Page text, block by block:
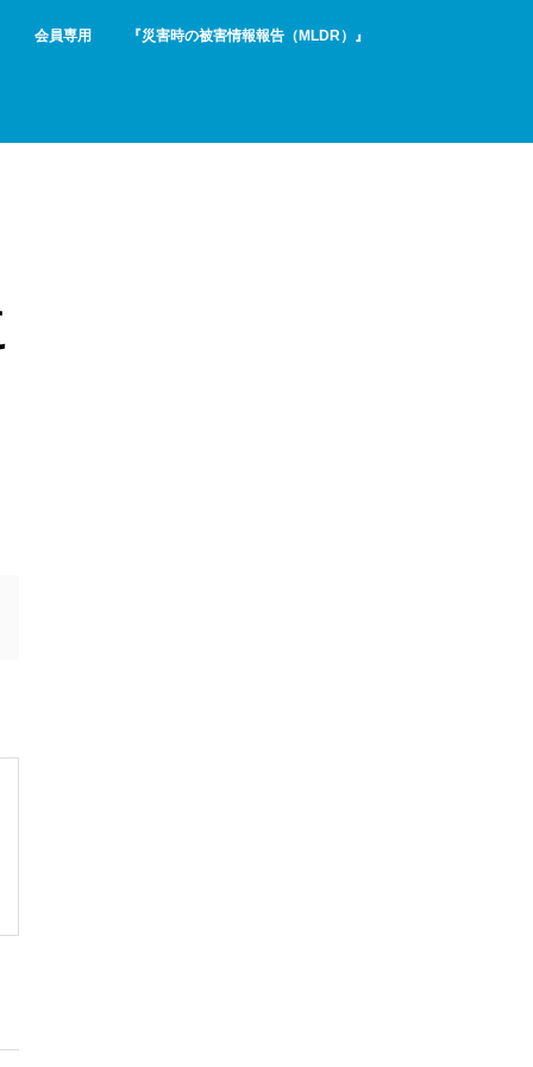
会員専用 『災害時の被害情報報告（MLDR）』